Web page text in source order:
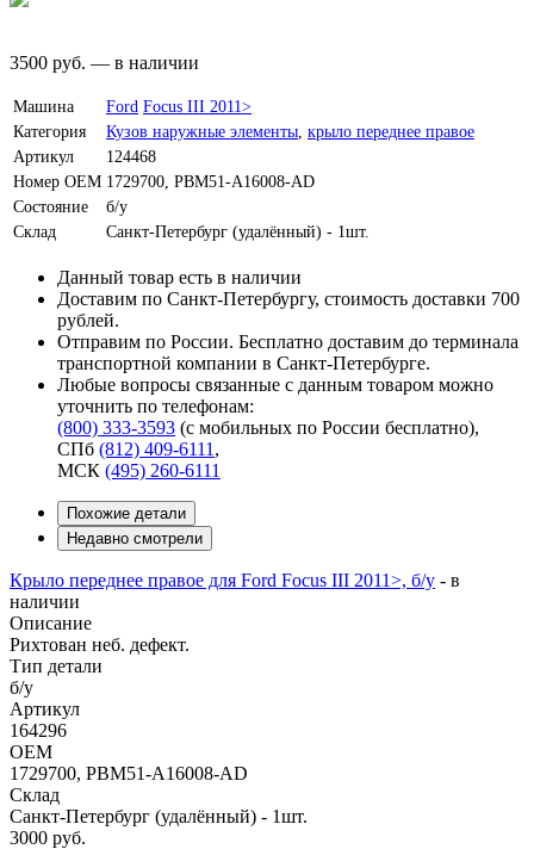
3500 руб. — в наличии
Машина Ford Focus III 2011>
Категория
Кузов наружные элементы крыло переднее правое
Артикул
124468
Номер OEM 1729700, PBM51-A16008-AD
Состояние
б/у
Склад
Санкт-Петербург (удалённый) - 1шт.
Данный товар есть в наличии
Доставим по Санкт-Петербургу, стоимость доставки 700
рублей.
Отправим по России. Бесплатно доставим до терминала
транспортной компании в Санкт-Петербурге.
Любые вопросы связанные с данным товаром можно
уточнить по телефонам:
(800) 333-3593 (с мобильных по России бесплатно),
СПб (812) 409-6111 ,
МСК (495) 260-6111
Похожие детали
Недавно смотрели
Крыло переднее правое для Ford Focus III 2011>, б/у - в
наличии
Описание
Рихтован неб. дефект.
Тип детали
б/у
Артикул
164296
OEM
1729700, PBM51-A16008-AD
Склад
Санкт-Петербург (удалённый) - 1шт.
3000 руб.